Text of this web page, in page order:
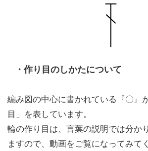
・作り目のしかたについて
編み図の中心に書かれている『〇』
目」を表しています。
輪の作り目は、言葉の説明では分か
ますので、動画をご覧になってみて